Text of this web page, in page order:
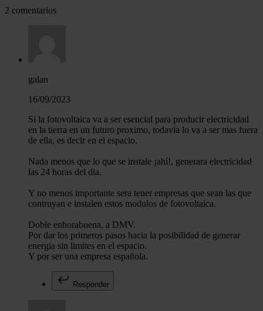
2 comentarios
galan
16/09/2023
Si la fotovoltaica va a ser esencial para producir electricidad
en la tierra en un futuro proximo, todavia lo va a ser mas fuera
de ella, es decir en el espacio.
Nada menos que lo que se instale ¡ahí!, generara electricidad
las 24 horas del dia.
Y no menos importante sera tener empresas que sean las que
contruyan e instalen estos modulos de fotovoltaica.
Doble enhorabuena, a DMV.
Por dar los primeros pasos hacia la posibilidad de generar
energia sin limites en el espacio.
Y por ser una empresa española.
Responder